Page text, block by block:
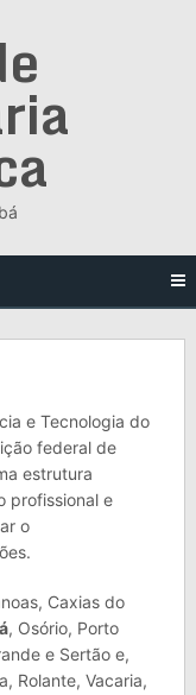
e Tecnologia do
federal de
estrutura
profissional e
o
Caxias do
, Osório, Porto
e Sertão e,
Rolante, Vacaria,